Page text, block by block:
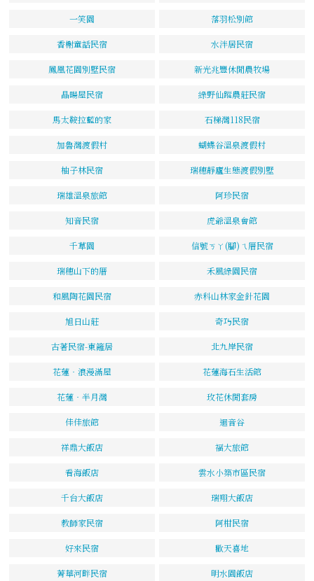
一笑園 落羽松別館
香榭童話民宿 水泮居民宿
鳳凰花園別墅民宿 新光兆豐休閒農牧場
晶暘屋民宿 綠野仙蹤農莊民宿
馬太鞍拉藍的家 石梯灣118民宿
加魯灣渡假村 蝴蝶谷溫泉渡假村
柚子林民宿 瑞穗靜廬生態渡假別墅
瑞雄溫泉旅館 阿珍民宿
知音民宿 虎爺溫泉會館
千草園 信號ㄎㄚ(腳)ㄟ厝民宿
瑞穗山下的厝 禾風綠園民宿
和風陶花園民宿 赤科山林家金針花園
旭日山莊 奇巧民宿
古著民宿-東籬居 北九岸民宿
花蓮‧浪漫滿屋 花蓮海石生活館
花蓮‧半月灣 玫花休閒套房
佳佳旅館 迴音谷
祥鼎大飯店 福大旅館
看海飯店 雲水小築市區民宿
千台大飯店 瑞翔大飯店
教師家民宿 阿柑民宿
好來民宿 歡天喜地
菁華河畔民宿 明水園飯店